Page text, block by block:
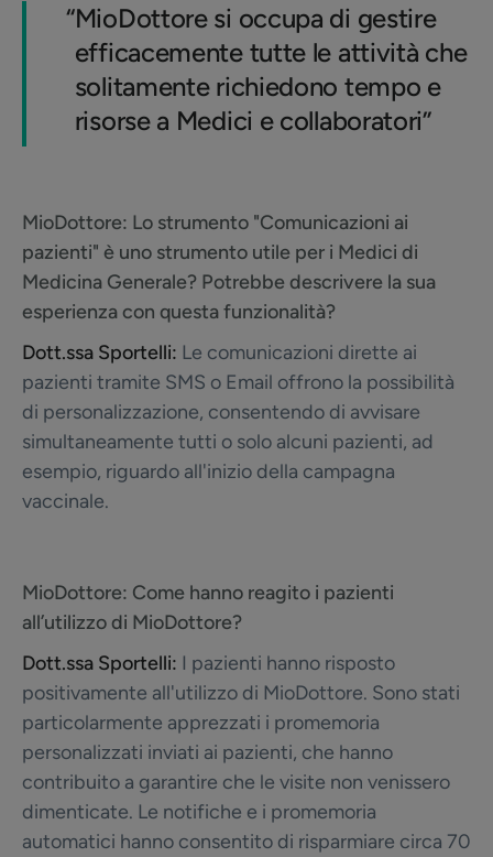
“MioDottore si occupa di gestire
efficacemente tutte le attività che
solitamente richiedono tempo e
risorse a Medici e collaboratori”
MioDottore: Lo strumento "Comunicazioni ai
pazienti" è uno strumento utile per i Medici di
Medicina Generale? Potrebbe descrivere la sua
esperienza con questa funzionalità?
Dott.ssa Sportelli: Le comunicazioni dirette ai
pazienti tramite SMS o Email offrono la possibilità
di personalizzazione, consentendo di avvisare
simultaneamente tutti o solo alcuni pazienti, ad
esempio, riguardo all'inizio della campagna
vaccinale.
MioDottore: Come hanno reagito i pazienti
all’utilizzo di MioDottore?
Dott.ssa Sportelli: I pazienti hanno risposto
positivamente all'utilizzo di MioDottore. Sono stati
particolarmente apprezzati i promemoria
personalizzati inviati ai pazienti, che hanno
contribuito a garantire che le visite non venissero
dimenticate. Le notifiche e i promemoria
automatici hanno consentito di risparmiare circa 70